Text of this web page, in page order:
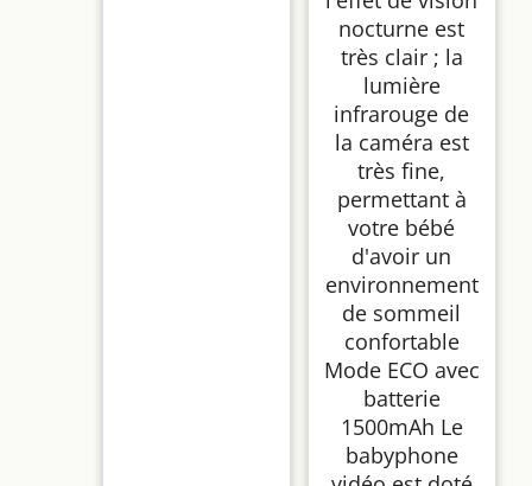
nocturne est
très clair ; la
lumière
infrarouge de
la caméra est
très fine,
permettant à
votre bébé
d'avoir un
environnement
de sommeil
confortable
Mode ECO avec
batterie
1500mAh Le
babyphone